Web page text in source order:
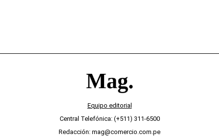
Equipo editorial
Central Telefónica: (+511) 311-6500
Redacción: mag@comercio.com.pe